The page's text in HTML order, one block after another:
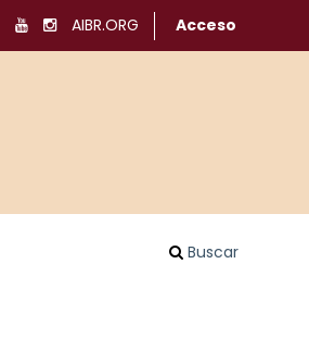
AIBR.ORG Acceso
Buscar